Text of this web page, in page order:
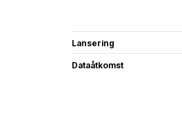
Lansering
Dataåtkomst